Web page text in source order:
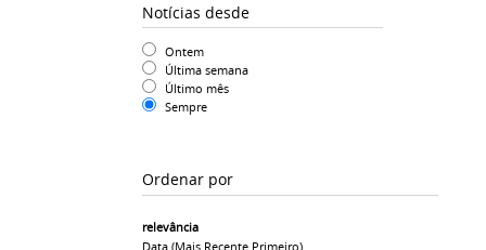
Notícias desde
Ontem
Última semana
Último mês
Sempre
Ordenar por
relevância
Data (mais Recente Primeiro)